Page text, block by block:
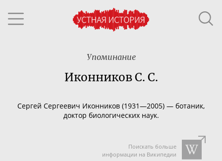
Упоминание
Иконников С. С.
Сергей Сергеевич Иконников (1931—2005) — ботаник,
доктор биологических наук.
Поискать больше
информации на Википедии